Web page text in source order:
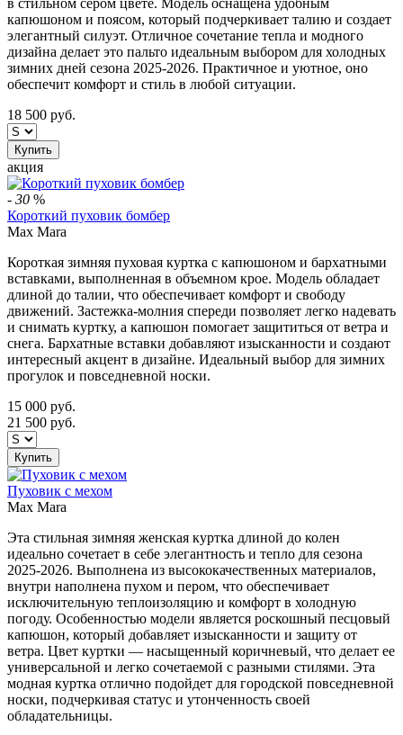
капюшоном и поясом, который подчеркивает талию и создает
элегантный силуэт. Отличное сочетание тепла и модного
дизайна делает это пальто идеальным выбором для холодных
зимних дней сезона 2025-2026. Практичное и уютное, оно
обеспечит комфорт и стиль в любой ситуации.
18 500 руб.
Купить
акция
- 30 %
Короткий пуховик бомбер
Max Mara
Короткая зимняя пуховая куртка с капюшоном и бархатными
вставками, выполненная в объемном крое. Модель обладает
длиной до талии, что обеспечивает комфорт и свободу
движений. Застежка-молния спереди позволяет легко надевать
и снимать куртку, а капюшон помогает защититься от ветра и
снега. Бархатные вставки добавляют изысканности и создают
интересный акцент в дизайне. Идеальный выбор для зимних
прогулок и повседневной носки.
15 000 руб.
21 500 руб.
Купить
Пуховик с мехом
Max Mara
Эта стильная зимняя женская куртка длиной до колен
идеально сочетает в себе элегантность и тепло для сезона
2025-2026. Выполнена из высококачественных материалов,
внутри наполнена пухом и пером, что обеспечивает
исключительную теплоизоляцию и комфорт в холодную
погоду. Особенностью модели является роскошный песцовый
капюшон, который добавляет изысканности и защиту от
ветра. Цвет куртки — насыщенный коричневый, что делает ее
универсальной и легко сочетаемой с разными стилями. Эта
модная куртка отлично подойдет для городской повседневной
носки, подчеркивая статус и утонченность своей
обладательницы.